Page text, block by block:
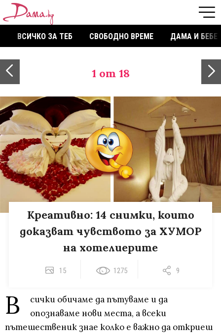
ВСИЧКО ЗА ТЕБ СВОБОДНО ВРЕМЕ ДАМА И БЕБЕ
1 от 18
Креативно: 14 снимки, които
доказват чувството за ХУМОР
на хотелиерите
15 1275 9
В
сички обичаме да пътуваме и да
опознаваме нови места, а всеки
пътешественик знае колко е важно да откриеш